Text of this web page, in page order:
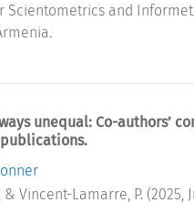
Scientometrics and
unequal: Co-authors’
& Vincent-Lamarre, P. (2025,